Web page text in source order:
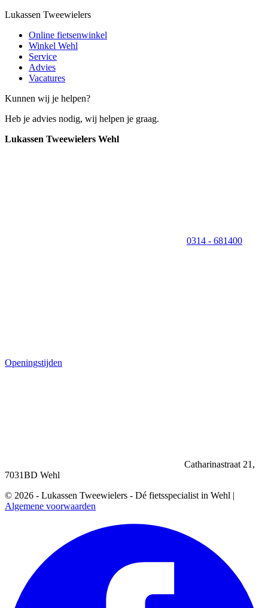
Lukassen Tweewielers
Online fietsenwinkel
Winkel Wehl
Service
Advies
Vacatures
Kunnen wij je helpen?
Heb je advies nodig, wij helpen je graag.
Lukassen Tweewielers Wehl
0314 - 681400
Openingstijden
Catharinastraat 21,
7031BD Wehl
© 2026 - Lukassen Tweewielers - Dé fietsspecialist in Wehl |
Algemene voorwaarden